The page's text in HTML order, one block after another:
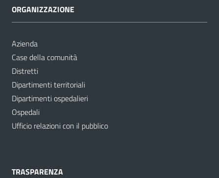
ORGANIZZAZIONE
Azienda
Case della comunità
Distretti
Dipartimenti territoriali
Dipartimenti ospedalieri
Ospedali
Ufficio relazioni con il pubblico
TRASPARENZA